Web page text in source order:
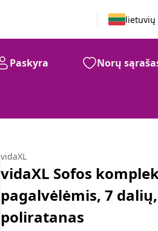
lietuvių
Paskyra Norų
vidaXL
vidaXL Sofos
pagalvėlėmis, 7
poliratanas